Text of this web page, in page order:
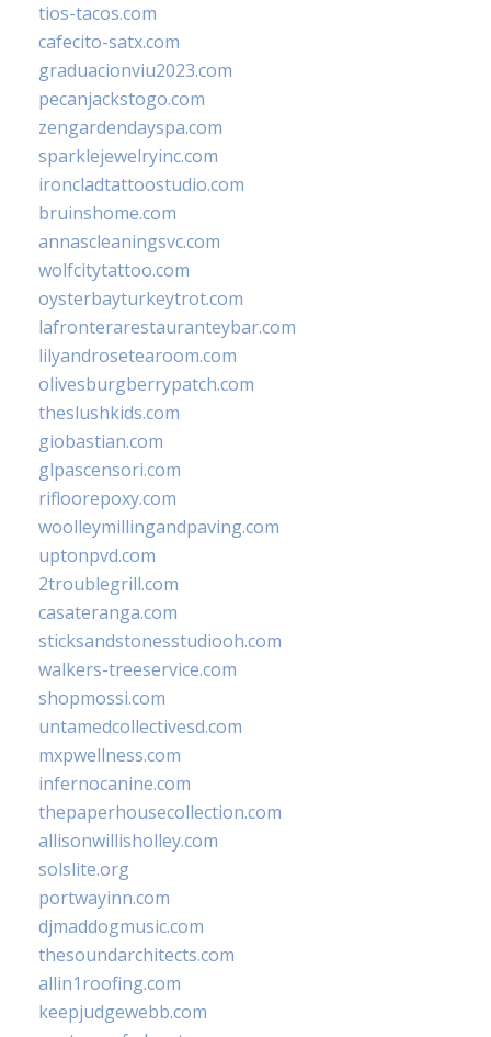
tios-tacos.com
cafecito-satx.com
graduacionviu2023.com
pecanjackstogo.com
zengardendayspa.com
sparklejewelryinc.com
ironcladtattoostudio.com
bruinshome.com
annascleaningsvc.com
wolfcitytattoo.com
oysterbayturkeytrot.com
lafronterarestauranteybar.com
lilyandrosetearoom.com
olivesburgberrypatch.com
theslushkids.com
giobastian.com
glpascensori.com
rifloorepoxy.com
woolleymillingandpaving.com
uptonpvd.com
2troublegrill.com
casateranga.com
sticksandstonesstudiooh.com
walkers-treeservice.com
shopmossi.com
untamedcollectivesd.com
mxpwellness.com
infernocanine.com
thepaperhousecollection.com
allisonwillisholley.com
solslite.org
portwayinn.com
djmaddogmusic.com
thesoundarchitects.com
allin1roofing.com
keepjudgewebb.com